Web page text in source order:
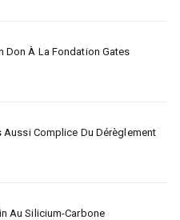
Don À La Fondation Gates
Aussi Complice Du Dérèglement
Au Silicium-Carbone